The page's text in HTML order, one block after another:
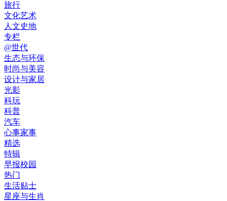
旅行
文化艺术
人文史地
专栏
@世代
生态与环保
时尚与美容
设计与家居
光影
科玩
科普
汽车
心事家事
精选
特辑
早报校园
热门
生活贴士
星座与生肖